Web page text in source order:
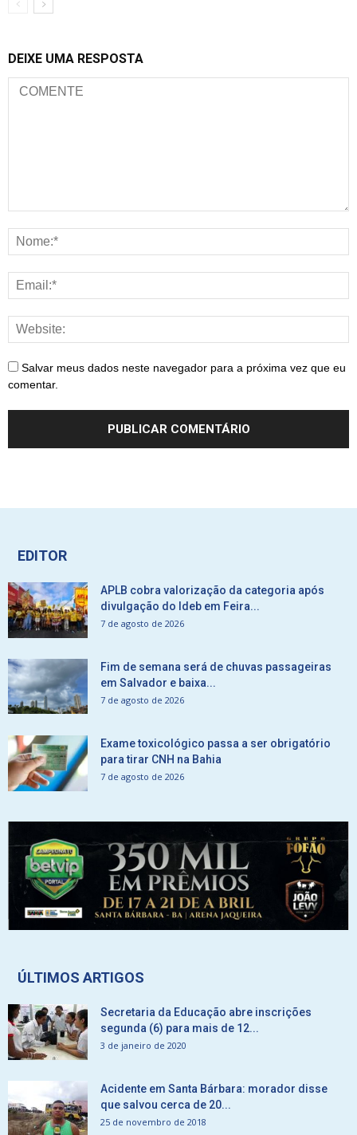
DEIXE UMA RESPOSTA
Salvar meus dados neste navegador para a próxima vez que eu
comentar.
EDITOR
APLB cobra valorização da categoria após
divulgação do Ideb em Feira...
7 de agosto de 2026
Fim de semana será de chuvas passageiras
em Salvador e baixa...
7 de agosto de 2026
Exame toxicológico passa a ser obrigatório
para tirar CNH na Bahia
7 de agosto de 2026
ÚLTIMOS ARTIGOS
Secretaria da Educação abre inscrições
segunda (6) para mais de 12...
3 de janeiro de 2020
Acidente em Santa Bárbara: morador disse
que salvou cerca de 20...
25 de novembro de 2018